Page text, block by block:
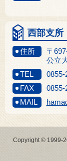
西部支所
住所
〒
公立
TEL
0855-
FAX
0855-
MAIL
Copyright © 1999-